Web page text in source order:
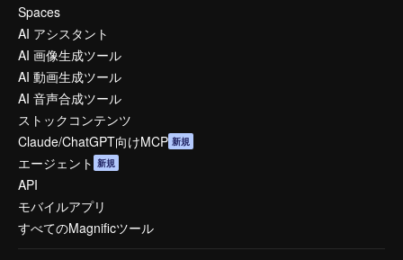
Spaces
AI アシスタント
AI 画像生成ツール
AI 動画生成ツール
AI 音声合成ツール
ストックコンテンツ
Claude/ChatGPT向けMCP 新規
エージェント 新規
API
モバイルアプリ
すべてのMagnificツール